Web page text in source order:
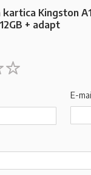
Kingston
+ adapt
E-